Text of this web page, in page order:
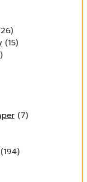
(15)
(7)
(194)